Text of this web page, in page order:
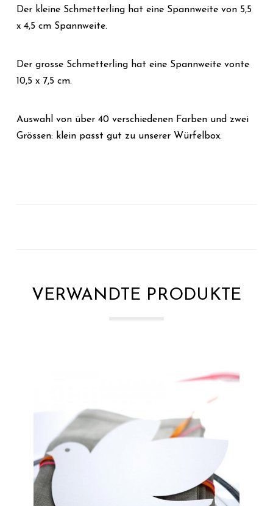
Der kleine Schmetterling hat eine Spannweite von 5,5
x 4,5 cm Spannweite.
Der grosse Schmetterling hat eine Spannweite vonte
10,5 x 7,5 cm.
Auswahl von über 40 verschiedenen Farben und zwei
Grössen: klein passt gut zu unserer Würfelbox.
VERWANDTE PRODUKTE